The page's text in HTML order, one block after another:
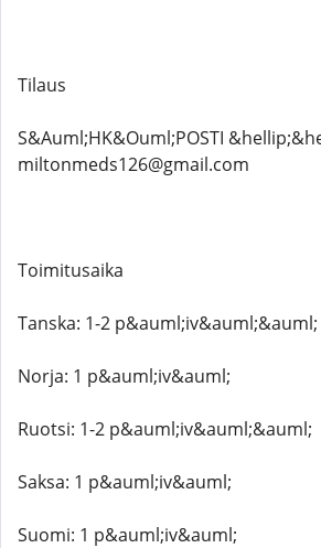
Tilaus
S&Auml;HK&Ouml;POSTI
miltonmeds126@gmail.com
Toimitusaika
Tanska: 1-2 p&auml;iv&auml;&auml;
Norja: 1 p&auml;iv&auml;
Ruotsi: 1-2 p&auml;iv&auml;&auml;
Saksa: 1 p&auml;iv&auml;
Suomi: 1 p&auml;iv&auml;